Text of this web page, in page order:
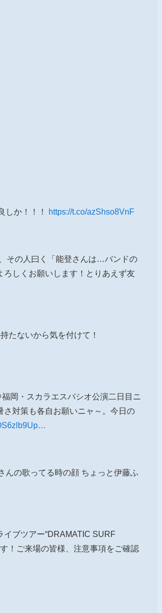
しか！！！ https://t.co/azShso8VnF
その人曰く「能登さんは…バンドの
しくお願いします！とりあえず友
たないから気を付けて！
岡・スカラエスパシオ公演二日目ニ
対策も各自お願いニャ～。今日の
んの歌ってる時の顔 ちょっと伊藤ふ
ブツアー“DRAMATIC SURF
！ご来場の皆様、注意事項をご確認